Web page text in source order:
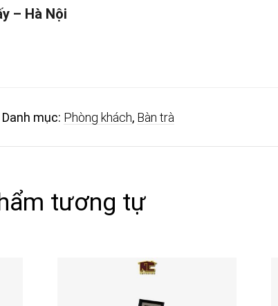
– Hà Nội
Danh mục: Phòng khách, Bàn trà
tương tự